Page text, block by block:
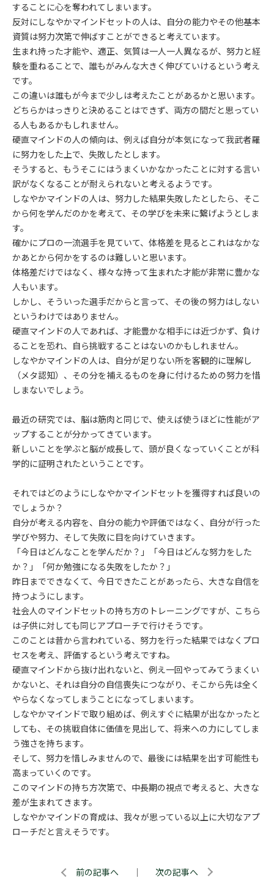
することに心を奪われてしまいます。
反対にしなやかマインドセットの人は、自分の能力やその他基本
資質は努力次第で伸ばすことができると考えています。
生まれ持った才能や、適正、気質は一人一人異なるが、努力と経
験を重ねることで、誰もがみんな大きく伸びていけるという考え
です。
この違いは誰もが今まで少しは考えたことがあるかと思います。
どちらかはっきりと決めることはできず、両方の間だと思ってい
る人もあるかもしれません。
硬直マインドの人の傾向は、例えば自分が本気になって我武者羅
に努力をした上で、失敗したとします。
そうすると、もうそこにはうまくいかなかったことに対する言い
訳がなくなることが耐えられないと考えるようです。
しなやかマインドの人は、努力した結果失敗したとしたら、そこ
から何を学んだのかを考えて、その学びを未来に繋げようとしま
す。
確かにプロの一流選手を見ていて、体格差を見るとこれはなかな
かあとから何かをするのは難しいと思います。
体格差だけではなく、様々な持って生まれた才能が非常に豊かな
人もいます。
しかし、そういった選手だからと言って、その後の努力はしない
というわけではありません。
硬直マインドの人であれば、才能豊かな相手には近づかず、負け
ることを恐れ、自ら挑戦することはないのかもしれません。
しなやかマインドの人は、自分が足りない所を客観的に理解し
（メタ認知）、その分を補えるものを身に付けるための努力を惜
しまないでしょう。
最近の研究では、脳は筋肉と同じで、使えば使うほどに性能がア
ップすることが分かってきています。
新しいことを学ぶと脳が成長して、頭が良くなっていくことが科
学的に証明されたということです。
それではどのようにしなやかマインドセットを獲得すれば良いの
でしょうか？
自分が考える内容を、自分の能力や評価ではなく、自分が行った
学びや努力、そして失敗に目を向けていきます。
「今日はどんなことを学んだか？」「今日はどんな努力をした
か？」「何か勉強になる失敗をしたか？」
昨日までできなくて、今日できたことがあったら、大きな自信を
持つようにします。
社会人のマインドセットの持ち方のトレーニングですが、こちら
は子供に対しても同じアプローチで行けそうです。
このことは昔から言われている、努力を行った結果ではなくプロ
セスを考え、評価するという考えですね。
硬直マインドから抜け出れないと、例え一回やってみてうまくい
かないと、それは自分の自信喪失につながり、そこから先は全く
やらなくなってしまうことになってしまいます。
しなやかマインドで取り組めば、例えすぐに結果が出なかったと
しても、その挑戦自体に価値を見出して、将来への力にしてしま
う強さを持ちます。
そして、努力を惜しみませんので、最後には結果を出す可能性も
高まっていくのです。
このマインドの持ち方次第で、中長期の視点で考えると、大きな
差が生まれてきます。
しなやかマインドの育成は、我々が思っている以上に大切なアプ
ローチだと言えそうです。
前の記事へ ｜ 次の記事へ